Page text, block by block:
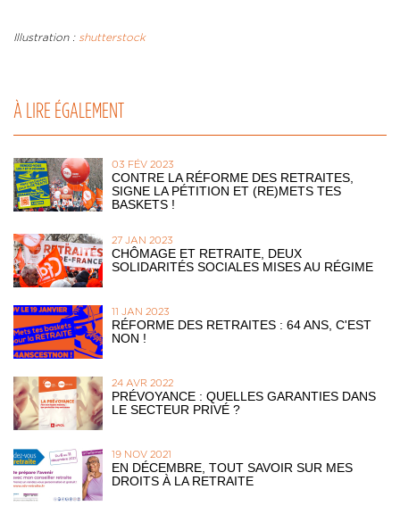
Illustration : shutterstock
À LIRE ÉGALEMENT
03 FÉV 2023
CONTRE LA RÉFORME DES RETRAITES,
SIGNE LA PÉTITION ET (RE)METS TES
BASKETS !
27 JAN 2023
CHÔMAGE ET RETRAITE, DEUX
SOLIDARITÉS SOCIALES MISES AU RÉGIME
11 JAN 2023
RÉFORME DES RETRAITES : 64 ANS, C'EST
NON !
24 AVR 2022
PRÉVOYANCE : QUELLES GARANTIES DANS
LE SECTEUR PRIVÉ ?
19 NOV 2021
EN DÉCEMBRE, TOUT SAVOIR SUR MES
DROITS À LA RETRAITE